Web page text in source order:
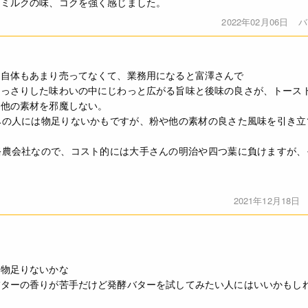
2022年02月06日
体もあまり売ってなくて、業務用になると富澤さんで
さりした味わいの中にじわっと広がる旨味と後味の良さが、トー
の素材を邪魔しない。
人には物足りないかもですが、粉や他の素材の良さた風味を引き
会社なので、コスト的には大手さんの明治や四つ葉に負けますが
2021年12月18日
足りないかな
ーの香りが苦手だけど発酵バターを試してみたい人にはいいかもし